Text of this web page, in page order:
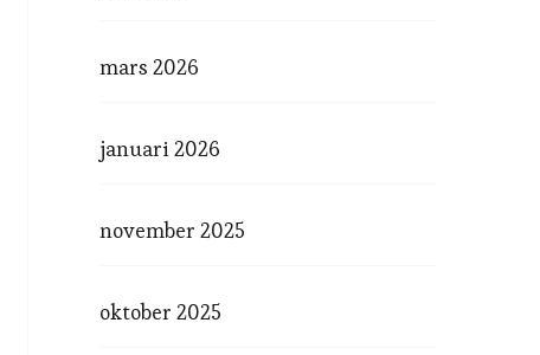
mars 2026
januari 2026
november 2025
oktober 2025